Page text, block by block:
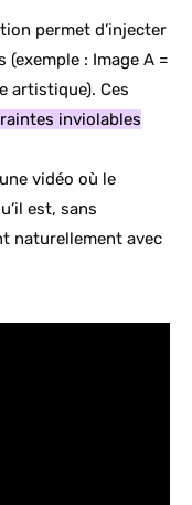
permet d’injecter
: Image A =
artistique). Ces
inviolables
vidéo où le
est, sans
naturellement avec